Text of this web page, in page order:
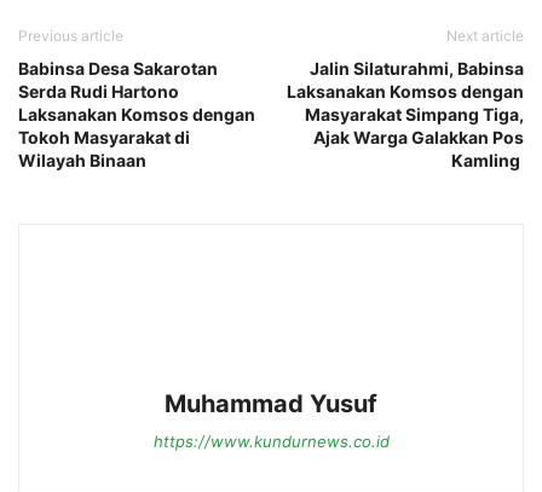
Previous article
Babinsa Desa Sakarotan
Serda Rudi Hartono
Laksanakan Komsos dengan
Tokoh Masyarakat di
Wilayah Binaan
Next article
Jalin Silaturahmi, Babinsa
Laksanakan Komsos dengan
Masyarakat Simpang Tiga,
Ajak Warga Galakkan Pos
Kamling
Muhammad Yusuf
https://www.kundurnews.co.id